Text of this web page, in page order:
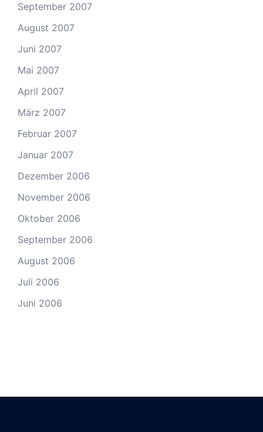
September 2007
August 2007
Juni 2007
Mai 2007
April 2007
März 2007
Februar 2007
Januar 2007
Dezember 2006
November 2006
Oktober 2006
September 2006
August 2006
Juli 2006
Juni 2006